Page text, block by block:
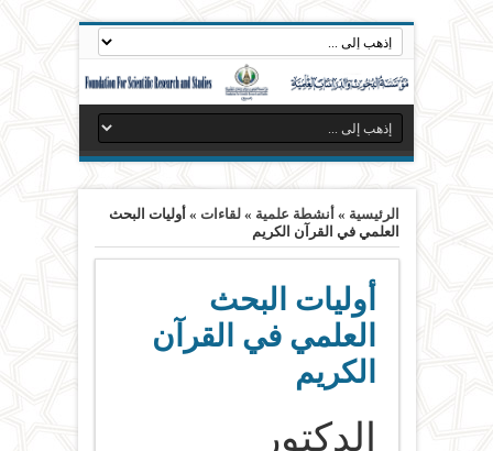
الرئيسية » أنشطة علمية »لقاءات » أوليات البحث
العلمي في القرآن الكريم
أوليات البحث
العلمي في القرآن
الكريم
الدكتور